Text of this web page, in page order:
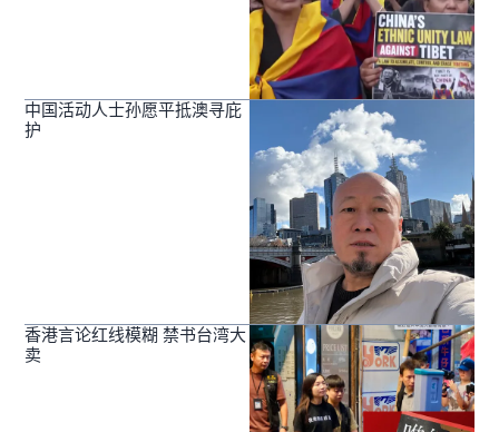
中国活动人士孙愿平抵澳寻庇
护
香港言论红线模糊 禁书台湾大
卖